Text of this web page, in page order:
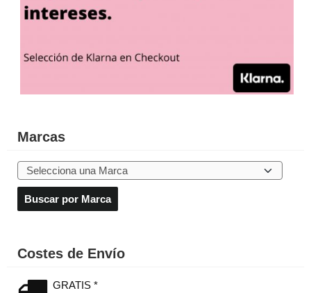
Marcas
Costes de Envío
GRATIS *